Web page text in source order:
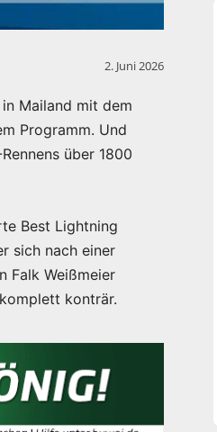
2. Juni 2026
Mailand mit dem
Programm. Und
über 1800
Best Lightning
sich nach einer
Falk Weißmeier
konträr.